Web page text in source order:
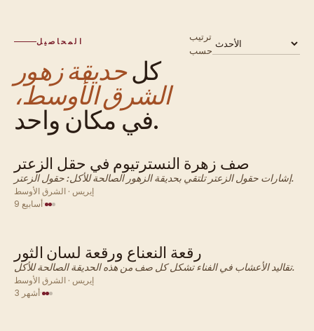
المحاصيل
كلحديقة زهور
الشرق الأوسط،
في مكان واحد.
ترتيب
حسب
الشرق الأوسط · زهرة
صف زهرة النسترتيوم في حقل الزعتر
إشارات حقول الزعتر تلتقي بحديقة الزهور الصالحة للأكل: حقول الزعتر.
إيريس · الشرق الأوسط
9 أسابيع·
الشرق الأوسط · زهرة
رقعة النعناع ورقعة لسان الثور
تقاليد الأعشاب في الفناء تشكل كل صف من هذه الحديقة الصالحة للأكل.
إيريس · الشرق الأوسط
3 أشهر·